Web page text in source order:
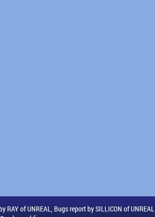
of UNREAL, Bugs report by SILLICON of UNREAL